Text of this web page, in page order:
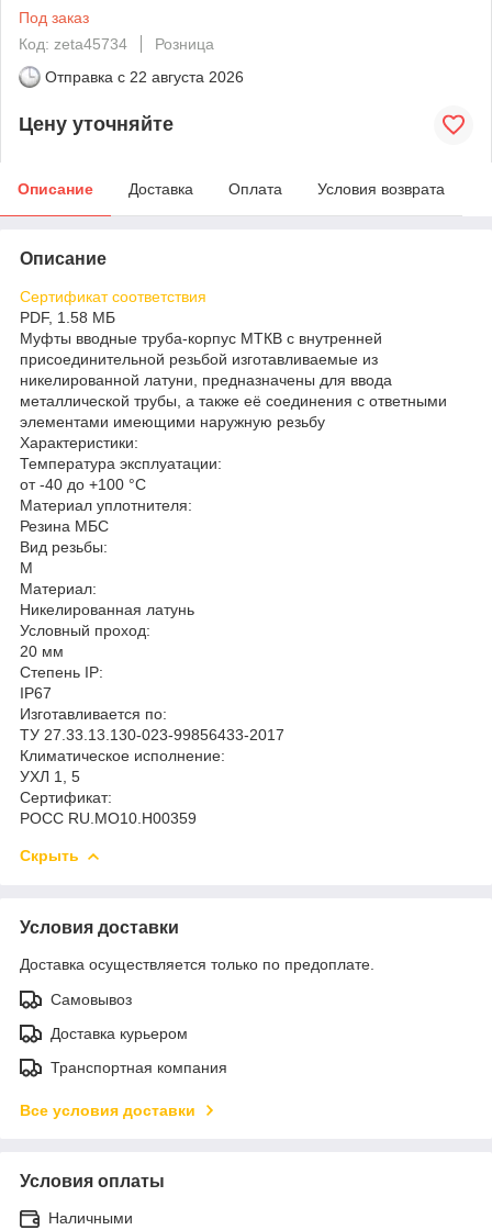
Под заказ
Код: zeta45734
Розница
Отправка с 22 августа 2026
Цену уточняйте
Описание Доставка Оплата Условия возврата
Описание
Сертификат соответствия
PDF, 1.58 МБ
Муфты вводные труба-корпус МТКВ с внутренней
присоединительной резьбой изготавливаемые из
никелированной латуни, предназначены для ввода
металлической трубы, а также её соединения с ответными
элементами имеющими наружную резьбу
Характеристики:
Температура эксплуатации:
от -40 до +100 °С
Материал уплотнителя:
Резина МБС
Вид резьбы:
M
Материал:
Никелированная латунь
Условный проход:
20 мм
Степень IP:
IP67
Изготавливается по:
ТУ 27.33.13.130-023-99856433-2017
Климатическое исполнение:
УХЛ 1, 5
Сертификат:
РОСС RU.MO10.H00359
Скрыть
Условия доставки
Доставка осуществляется только по предоплате.
Самовывоз
Доставка курьером
Транспортная компания
Все условия доставки
Условия оплаты
Наличными